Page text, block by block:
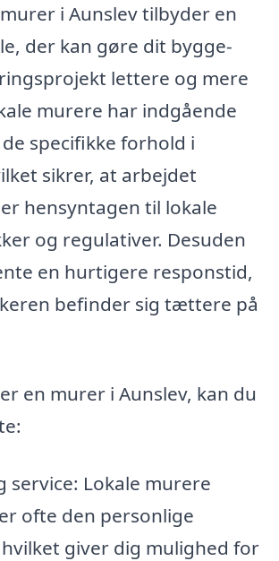
i Aunslev tilbyder en
der kan gøre dit bygge-
lettere og mere
murere har indgående
specifikke forhold i
sikrer, at arbejdet
hensyntagen til lokale
og regulativer. Desuden
en hurtigere responstid,
befinder sig tættere på
en murer i Aunslev, kan du
service: Lokale murere
ofte den personlige
giver dig mulighed for